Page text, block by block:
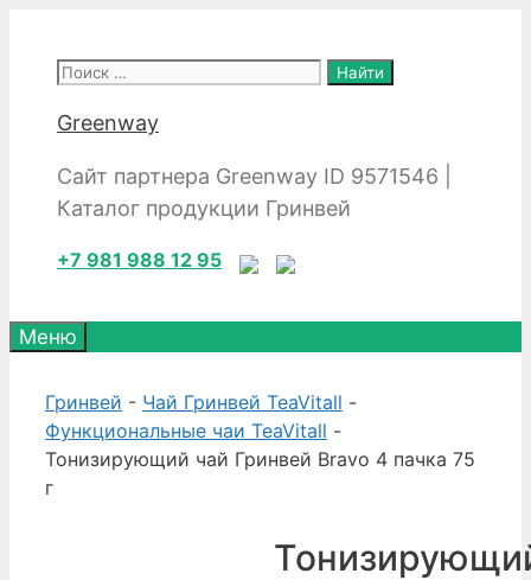
содержимому
Поиск:
Greenway
Сайт партнера Greenway ID 9571546 |
Каталог продукции Гринвей
+7 981 988 12 95
Меню
Гринвей - Чай Гринвей TeaVitall -
Функциональные чаи TeaVitall -
Тонизирующий чай Гринвей Bravo 4 пачка 75
г